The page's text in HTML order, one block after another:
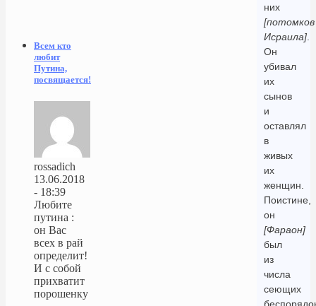
них
[потомков
Исраила].
Он
убивал
их
сынов
и
оставлял
в
живых
их
женщин.
Поистине,
он
[Фараон]
был
из
числа
сеющих
Всем кто
любит
Путина,
посвящается!
rossadich
13.06.2018
- 18:39
Любите
путина :
он Вас
всех в рай
определит!
И с собой
прихватит
порошенку